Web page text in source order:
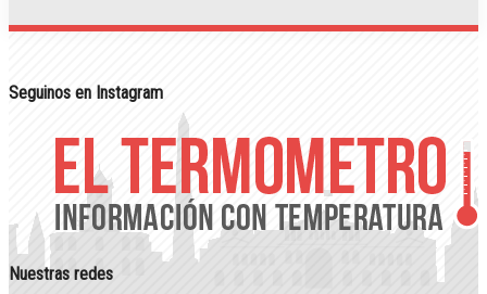
Seguinos en Instagram
Nuestras redes